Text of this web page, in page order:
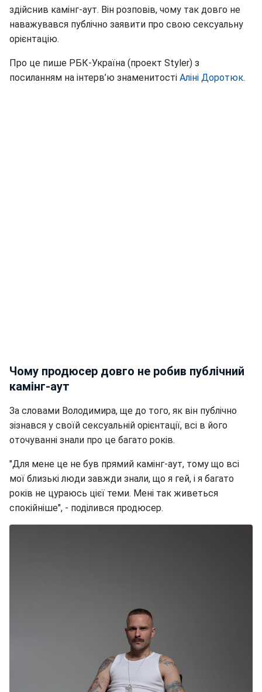
здійснив камінг-аут. Він розповів, чому так довго не
наважувався публічно заявити про свою сексуальну
орієнтацію.
Про це пише РБК-Україна (проект Styler) з
посиланням на інтерв’ю знаменитості Аліні Доротюк.
Чому продюсер довго не робив публічний
камінг-аут
За словами Володимира, ще до того, як він публічно
зізнався у своїй сексуальній орієнтації, всі в його
оточуванні знали про це багато років.
"Для мене це не був прямий камінг-аут, тому що всі
мої близькі люди завжди знали, що я гей, і я багато
років не цураюсь цієї теми. Мені так живеться
спокійніше", - поділився продюсер.